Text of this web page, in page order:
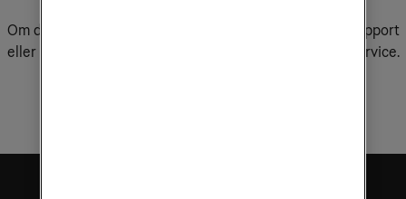
Om du redan är kund hos Tele2 Företag och behöver support
eller service för dina tjänster ber vi dig kontakta kundservice.